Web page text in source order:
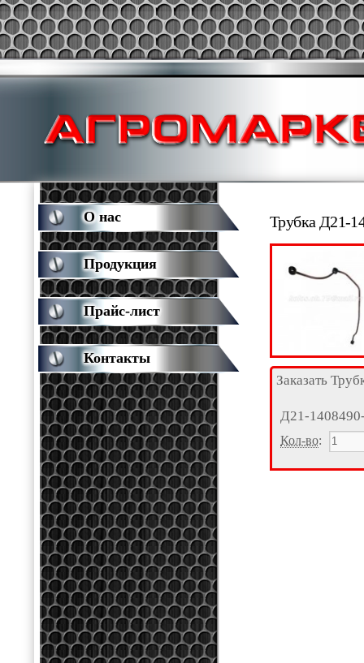
Трубка Д21-
Заказать
Д21-
Кол-во:
О нас
Продукция
Прайс-лист
Контакты